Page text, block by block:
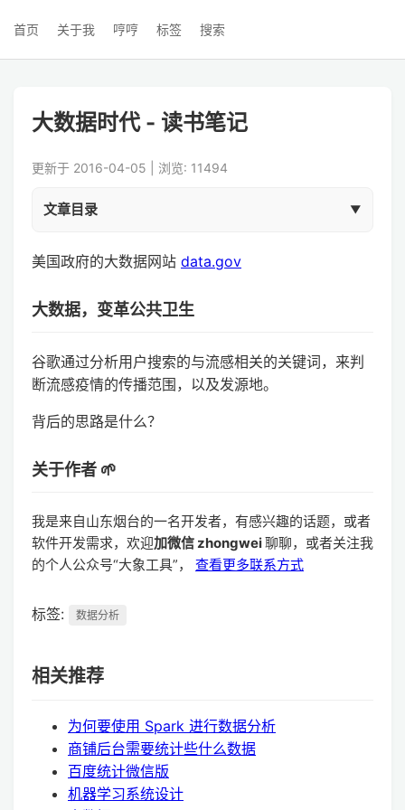
首页 关于我 哼哼 标签 搜索
大数据时代 - 读书笔记
更新于 2016-04-05 | 浏览: 11494
文章目录
美国政府的大数据网站 data.gov
大数据，变革公共卫生
谷歌通过分析用户搜索的与流感相关的关键词，来判
断流感疫情的传播范围，以及发源地。
背后的思路是什么？
关于作者 🌱
我是来自山东烟台的一名开发者，有感兴趣的话题，或者
软件开发需求，欢迎加微信 zhongwei聊聊，或者关注我
的个人公众号“大象工具”， 查看更多联系方式
标签: 数据分析
相关推荐
为何要使用 Spark 进行数据分析
商铺后台需要统计些什么数据
百度统计微信版
机器学习系统设计